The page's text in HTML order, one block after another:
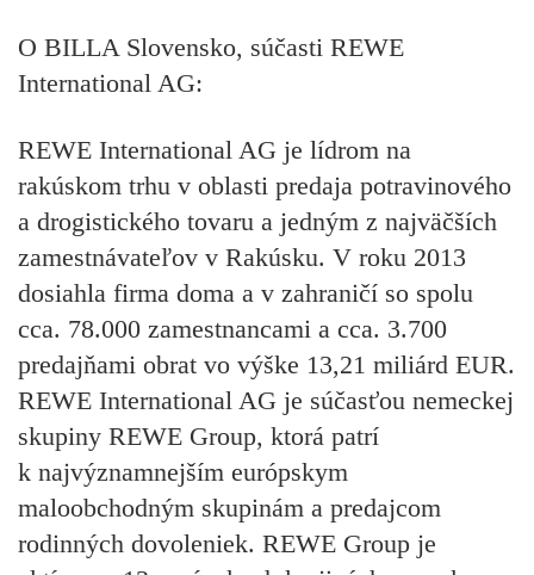
O BILLA Slovensko, súčasti REWE
International AG:
REWE International AG je lídrom na
rakúskom trhu v oblasti predaja potravinového
a drogistického tovaru a jedným z najväčších
zamestnávateľov v Rakúsku. V roku 2013
dosiahla firma doma a v zahraničí so spolu
cca. 78.000 zamestnancami a cca. 3.700
predajňami obrat vo výške 13,21 miliárd EUR.
REWE International AG je súčasťou nemeckej
skupiny REWE Group, ktorá patrí
k najvýznamnejším európskym
maloobchodným skupinám a predajcom
rodinných dovoleniek. REWE Group je